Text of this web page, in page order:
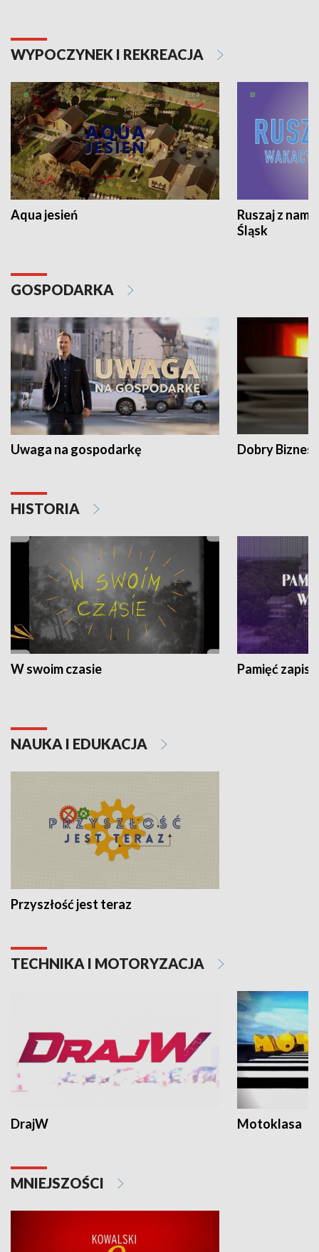
WYPOCZYNEK I REKREACJA
Aqua jesień
Ruszaj z
Śląsk
GOSPODARKA
Uwaga na gospodarkę Dobry Biznes
HISTORIA
W swoim czasie Pamięć
NAUKA I EDUKACJA
Przyszłość jest teraz
TECHNIKA I MOTORYZACJA
DrajW Motoklasa
MNIEJSZOŚCI